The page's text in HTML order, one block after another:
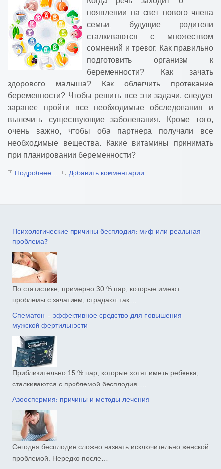
появлении на свет нового члена
семьи, будущие родители
сталкиваются с множеством
сомнений и тревог. Как правильно
подготовить организм к
беременности? Как зачать
здорового малыша? Как облегчить протекание
беременности? Чтобы решить все эти задачи, следует
заранее пройти все необходимые обследования и
вылечить существующие заболевания. Кроме того,
очень важно, чтобы оба партнера получали все
необходимые вещества. Какие витамины принимать
при планировании беременности?
Подробнее... Добавить комментарий
Психологические причины бесплодия: миф или реальная
проблема?
По статистике, примерно 30 % пар, которые имеют
проблемы с зачатием, страдают так…
Спематон – эффективное средство для повышения
мужской фертильности
Приблизительно 15 % пар, которые хотят иметь ребенка,
сталкиваются с проблемой бесплодия.…
Азооспермия: причины и методы лечения
Сегодня бесплодие сложно назвать исключительно женской
проблемой. Нередко после…